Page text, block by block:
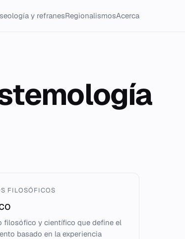
y refranesRegionalismosAcerca
FILOSÓFICOS
filosófico y científico que define el
basado en la experiencia